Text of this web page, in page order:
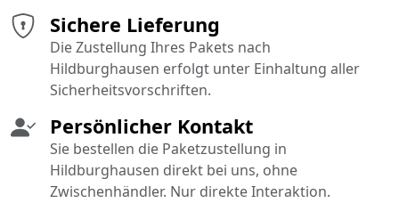
Sichere Lieferung
Die Zustellung Ihres Pakets nach
Hildburghausen erfolgt unter Einhaltung aller
Sicherheitsvorschriften.
Persönlicher Kontakt
Sie bestellen die Paketzustellung in
Hildburghausen direkt bei uns, ohne
Zwischenhändler. Nur direkte Interaktion.